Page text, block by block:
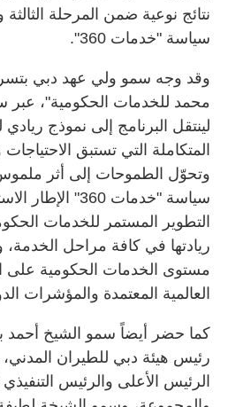
نتائج نوعية ضمن المرحلة الثالثة
سياسة "خدمات 360".
وقد وجه سمو ولي عهد دبي
لينتقل البرنامج إلى نموذج
المتكاملة التي تستبق
وتحوّل الطموحات إلى أثر
سياسة "خدمات 360"
التطوير المستمر للخدمات
ريادتها في كافة مراحل
مستوى الخدمات الحكومية على
العالمية المعتمدة والمؤشرات
كما حضر أيضاً سمو الشيخ أحمد
رئيس هيئة دبي للطيران
الرئيس الأعلى والرئيس